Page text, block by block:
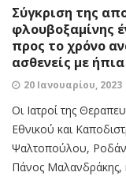
Σύγκριση της
φλουβοξαμίνης
προς το χρόνο
ασθενείς με
20 Ιανουαρίου, 2023
Οι Ιατροί της
Εθνικού και
Ψαλτοπούλου,
Πάνος Μαλανδράκης,